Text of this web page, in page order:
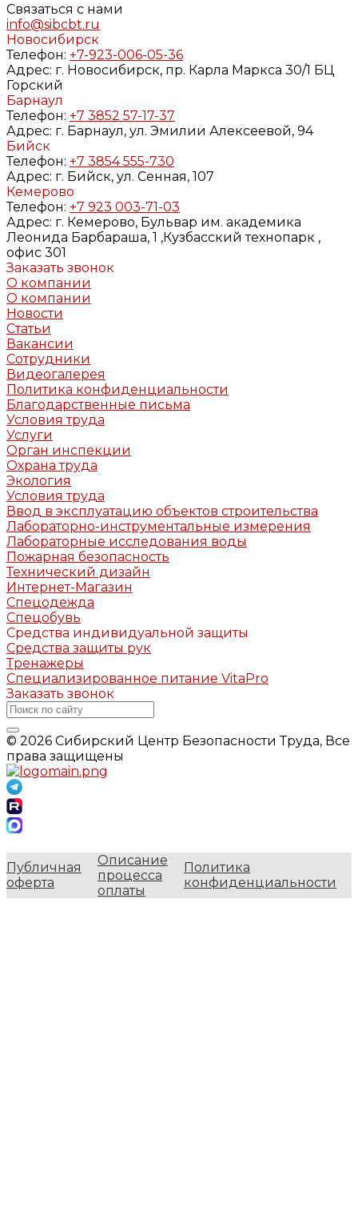
Связаться с нами
info@sibcbt.ru
Новосибирск
Телефон: +7-923-006-05-36
Адрес: г. Новосибирск, пр. Карла Маркса 30/1 БЦ
Горский
Барнаул
Телефон: +7 3852 57-17-37
Адрес: г. Барнаул, ул. Эмилии Алексеевой, 94
Бийск
Телефон: +7 3854 555-730
Адрес: г. Бийск, ул. Сенная, 107
Кемерово
Телефон: +7 923 003-71-03
Адрес: г. Кемерово, Бульвар им. академика
Леонида Барбараша, 1 ,Кузбасский технопарк ,
офис 301
Заказать звонок
О компании
О компании
Новости
Статьи
Вакансии
Сотрудники
Видеогалерея
Политика конфиденциальности
Благодарственные письма
Условия труда
Услуги
Орган инспекции
Охрана труда
Экология
Условия труда
Ввод в эксплуатацию объектов строительства
Лабораторно-инструментальные измерения
Лабораторные исследования воды
Пожарная безопасность
Технический дизайн
Интернет-Магазин
Спецодежда
Спецобувь
Средства индивидуальной защиты
Средства защиты рук
Тренажеры
Специализированное питание VitaPro
Заказать звонок
© 2026 Сибирский Центр Безопасности Труда, Все
права защищены
Публичная
оферта
Описание
процесса
оплаты
Политика
конфиденциальности